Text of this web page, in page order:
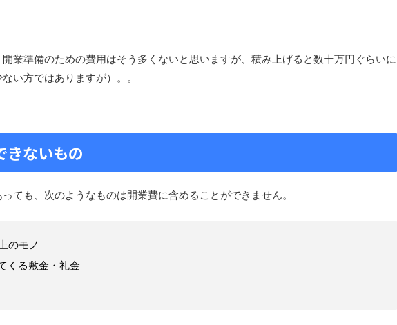
業準備のための費用はそう多くないと思いますが、積み上げると数十万円ぐらいに
い方ではありますが）。。
きないもの
ても、次のようなものは開業費に含めることができません。
のモノ
くる敷金・礼金